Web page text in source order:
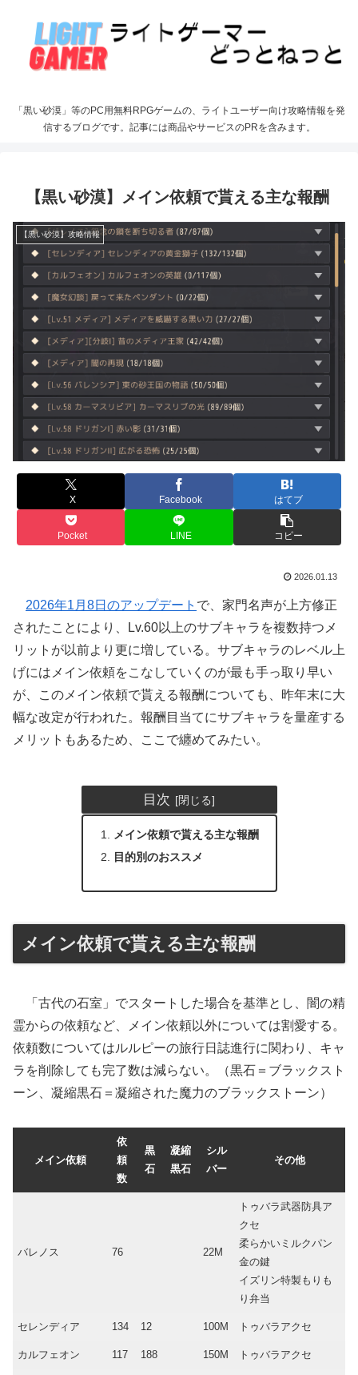
「黒い砂漠」等のPC用無料RPGゲームの、ライトユーザー向け攻略情報を発
信するブログです。記事には商品やサービスのPRを含みます。
【黒い砂漠】メイン依頼で貰える主な報酬
【黒い砂漠】攻略情報
X Facebook はてブ
Pocket LINE コピー
2026.01.13
2026年1月8日のアップデート で、家門名声が上方修正
されたことにより、Lv.60以上のサブキャラを複数持つメ
リットが以前より更に増している。サブキャラのレベル上
げにはメイン依頼をこなしていくのが最も手っ取り早い
が、このメイン依頼で貰える報酬についても、昨年末に大
幅な改定が行われた。報酬目当てにサブキャラを量産する
メリットもあるため、ここで纏めてみたい。
目次
メイン依頼で貰える主な報酬
目的別のおススメ
メイン依頼で貰える主な報酬
「古代の石室」でスタートした場合を基準とし、闇の精
霊からの依頼など、メイン依頼以外については割愛する。
依頼数についてはルルピーの旅行日誌進行に関わり、キャ
ラを削除しても完了数は減らない。（黒石＝ブラックスト
ーン、凝縮黒石＝凝縮された魔力のブラックストーン）
メイン依頼
依
頼
数
黒
石
凝縮
黒石
シル
バー
その他
バレノス 76 22M
トゥバラ武器防具ア
クセ
柔らかいミルクパン
金の鍵
イズリン特製もりも
り弁当
セレンディア 134 12 100M トゥバラアクセ
カルフェオン 117 188 150M トゥバラアクセ